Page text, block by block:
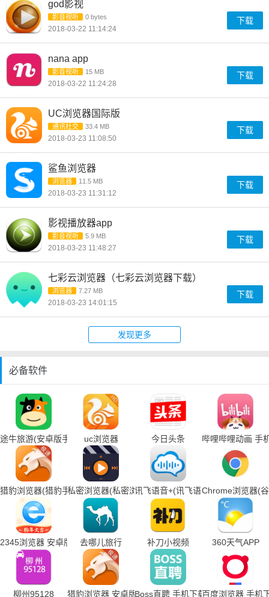
god影视
影音视听 0 bytes
2018-03-22 11:14:24
下载
nana app
影音视听 15 MB
2018-03-22 11:24:28
下载
UC浏览器国际版
通讯社交 33.4 MB
2018-03-23 11:08:50
下载
鲨鱼浏览器
浏览器 11.5 MB
2018-03-23 11:31:12
下载
影视播放器app
影音视听 5.9 MB
2018-03-23 11:48:27
下载
七彩云浏览器（七彩云浏览器下载）
浏览器 7.27 MB
2018-03-23 14:01:15
下载
发现更多
必备软件
途牛旅游(安卓版手机下载)uc浏览器 今日头条 哔哩哔哩动画 手
猎豹浏览器(猎豹手机浏览器下载)私密浏览器(私密浏览器手机下载)讯飞语音+(讯飞语音输入法手机下
Chrome浏览器(
2345浏览器 安卓版 去哪儿旅行 补刀小视频 360天气APP
柳州95128 猎豹浏览器 安卓版Boss直聘 手机下载百度浏览器 手机